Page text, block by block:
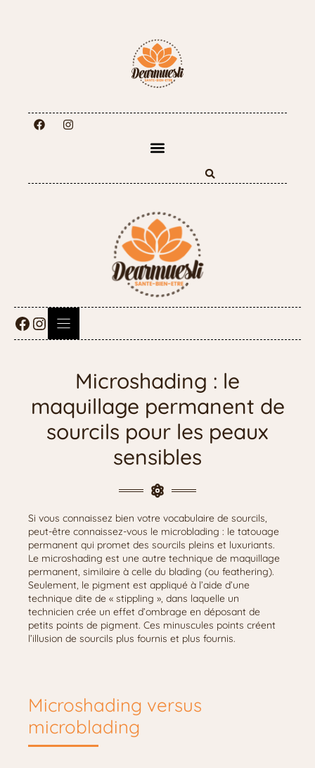
Microshading : le
maquillage permanent de
sourcils pour les peaux
sensibles
Si vous connaissez bien votre vocabulaire de sourcils,
peut-être connaissez-vous le microblading : le tatouage
permanent qui promet des sourcils pleins et luxuriants.
Le microshading est une autre technique de maquillage
permanent, similaire à celle du blading (ou feathering).
Seulement, le pigment est appliqué à l’aide d’une
technique dite de « stippling », dans laquelle un
technicien crée un effet d’ombrage en déposant de
petits points de pigment. Ces minuscules points créent
l’illusion de sourcils plus fournis et plus fournis.
Microshading versus
microblading